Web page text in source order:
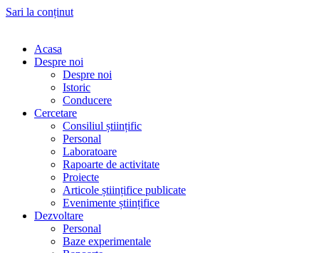
Sari la conținut
Acasa
Despre noi
Despre noi
Istoric
Conducere
Cercetare
Consiliul științific
Personal
Laboratoare
Rapoarte de activitate
Proiecte
Articole științifice publicate
Evenimente științifice
Dezvoltare
Personal
Baze experimentale